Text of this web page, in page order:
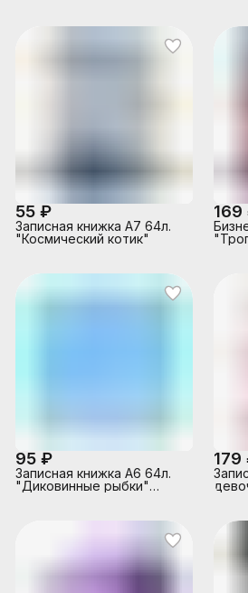
55 ₽
Записная книжка А7 64л.
"Космический котик"
169
95 ₽
Записная книжка А6 64л.
"Диковинные рыбки"
179